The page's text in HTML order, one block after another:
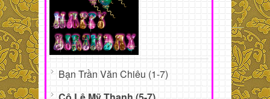
Bạn Trần Văn Chiêu (1-7)